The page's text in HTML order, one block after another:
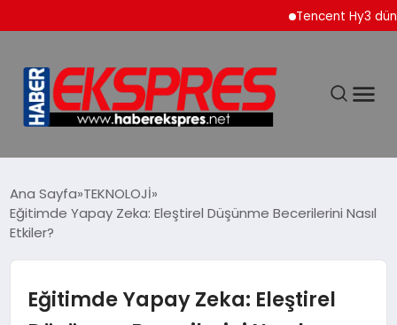
Tencent Hy3 dünya
EKONOMİ
SİYASET
Ana Sayfa TEKNOLOJİ
Eğitimde Yapay Zeka: Eleştirel Düşünme Becerilerini Nasıl
Etkiler?
Eğitimde Yapay Zeka: Eleştirel